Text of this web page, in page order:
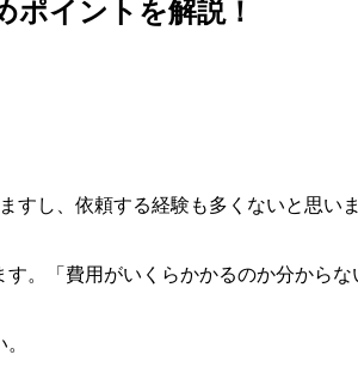
ポイントを解説！
し、依頼する経験も多くないと思い
。「費用がいくらかかるのか分から